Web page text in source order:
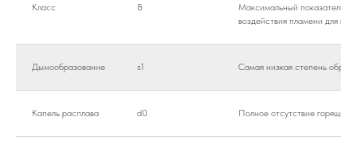
Класс B
Максимальный показатель
воздействия пламени для
Дымообразование s1 Самая низкая степень
Капель расплава d0 Полное отсутствие горящих